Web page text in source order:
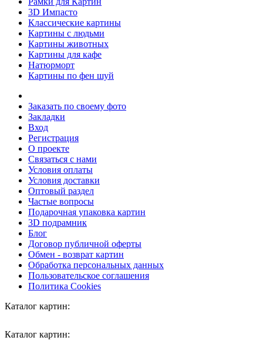
3D Импасто
Классические картины
Картины с людьми
Картины животных
Картины для кафе
Натюрморт
Картины по фен шуй
Заказать по своему фото
Закладки
Вход
Регистрация
О проекте
Связаться с нами
Условия оплаты
Условия доставки
Оптовый раздел
Частые вопросы
Подарочная упаковка картин
3D подрамник
Блог
Договор публичной оферты
Обмен - возврат картин
Обработка персональных данных
Пользовательское соглашения
Политика Cookies
Каталог картин:
Каталог картин: